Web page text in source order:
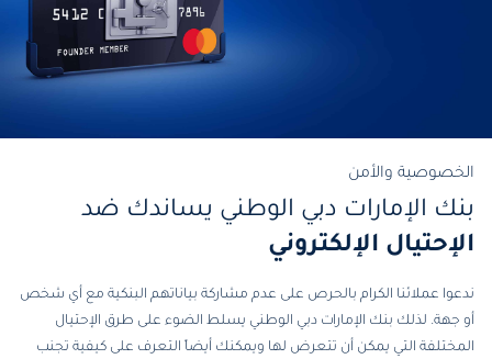
الخصوصية والأمن
بنك الإمارات دبي الوطني يساندك ضد
الإحتيال الإلكتروني
ندعوا عملائنا الكرام بالحرص على عدم مشاركة بياناتهم البنكية مع أي شخص
أو جهة. لذلك بنك الإمارات دبي الوطني يسلط الضوء على طرق الإحتيال
المختلفة التي يمكن أن تتعرض لها ويمكنك أيضاً التعرف على كيفية تجنب